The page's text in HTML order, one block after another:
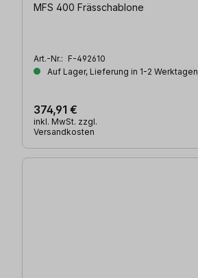
MFS 400 Frässchablone
Art.-Nr.: F-492610
Auf Lager, Lieferung in 1-2 Werktagen
374,91 €
inkl. MwSt. zzgl.
Versandkosten